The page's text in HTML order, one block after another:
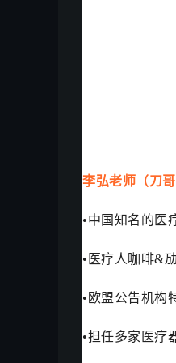
李弘老师（刀
•中国知名的医
•医疗人咖啡&
•欧盟公告机构
•担任多家医疗